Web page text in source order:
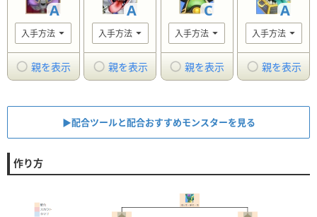
A
入手方法
親を表示
A
入手方法
親を表示
C
入手方法
親を表示
A
入手方法
親を表示
▶︎配合ツールと配合おすすめモンスターを見る
作り方